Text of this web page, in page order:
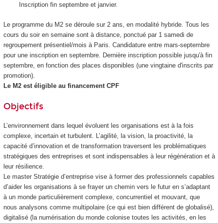
Inscription fin septembre et janvier.
Le programme du M2 se déroule sur 2 ans, en modalité hybride. Tous les
cours du soir en semaine sont à distance, ponctué par 1 samedi de
regroupement présentiel/mois à Paris. Candidature entre mars-septembre
pour une inscription en septembre. Dernière inscription possible jusqu'à fin
septembre, en fonction des places disponibles (une vingtaine d'inscrits par
promotion).
Le M2 est éligible au financement CPF
Objectifs
L’environnement dans lequel évoluent les organisations est à la fois
complexe, incertain et turbulent. L’agilité, la vision, la proactivité, la
capacité d’innovation et de transformation traversent les problématiques
stratégiques des entreprises et sont indispensables à leur régénération et à
leur résilience.
Le master Stratégie d’entreprise vise à former des professionnels capables
d’aider les organisations à se frayer un chemin vers le futur en s’adaptant
à un monde particulièrement complexe, concurrentiel et mouvant, que
nous analysons comme multipolaire (ce qui est bien différent de globalisé),
digitalisé (la numérisation du monde colonise toutes les activités, en les